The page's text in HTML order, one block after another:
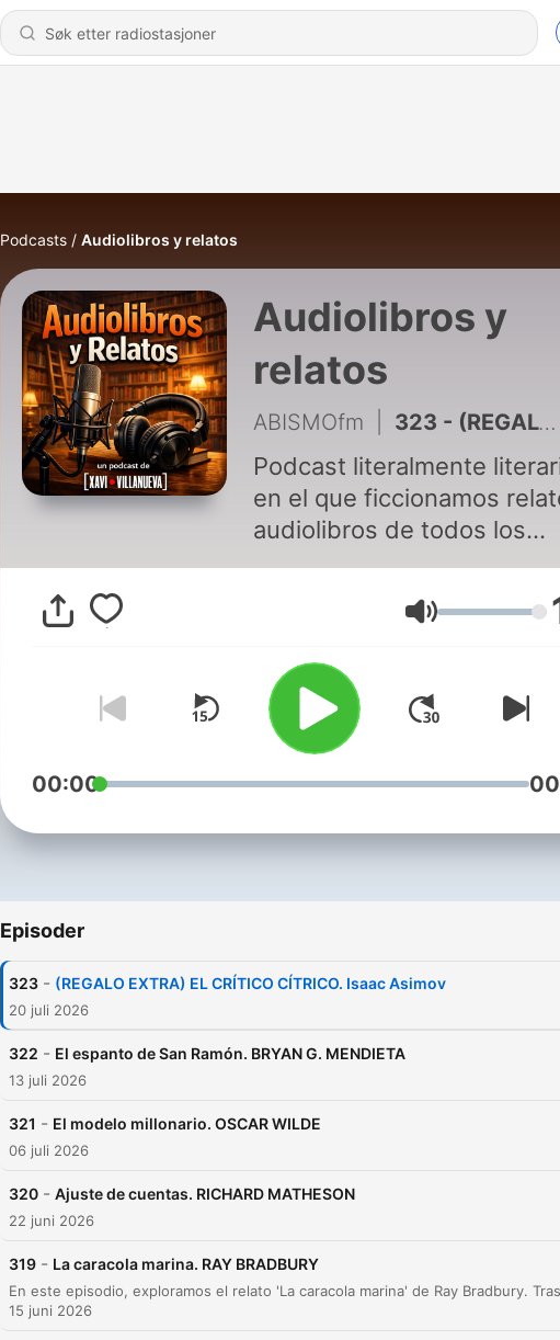
Podcasts Audiolibros y relatos
Audiolibros y
relatos
ABISMOfm 323 - (REGALO EXTRA) EL CRÍTICO CÍTRICO. Isaac Asimov
Podcast literalmente
en el que ficcionamos
audiolibros de todos los
géneros, tanto de autores
consagrados como de
talentos literarios.
y narrado por Xavi
Volum
00:00
Episoder
323 - (REGALO EXTRA) EL CRÍTICO CÍTRICO. Isaac Asimov
20 juli 2026
322 - El espanto de San Ramón. BRYAN G. MENDIETA
13 juli 2026
321 - El modelo millonario. OSCAR WILDE
06 juli 2026
320 - Ajuste de cuentas. RICHARD MATHESON
22 juni 2026
319 - La caracola marina. RAY BRADBURY
15 juni 2026